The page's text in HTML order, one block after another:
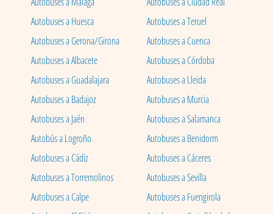
Autobuses a Huesca
Autobuses a Teruel
Autobuses a Gerona/Girona
Autobuses a Cuenca
Autobuses a Albacete
Autobuses a Córdoba
Autobuses a Guadalajara
Autobuses a Lleida
Autobuses a Badajoz
Autobuses a Murcia
Autobuses a Jaén
Autobuses a Salamanca
Autobús a Logroño
Autobuses a Benidorm
Autobuses a Cádiz
Autobuses a Cáceres
Autobuses a Torremolinos
Autobuses a Sevilla
Autobuses a Calpe
Autobuses a Fuengirola